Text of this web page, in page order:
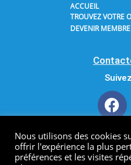
ACCUEIL
TROUVEZ VOTRE
DEVENIR MEMBRE
Copyright 2021 AODF. All
Nous utilisons des cookies
offrir l'expérience la plus
préférences et les visites